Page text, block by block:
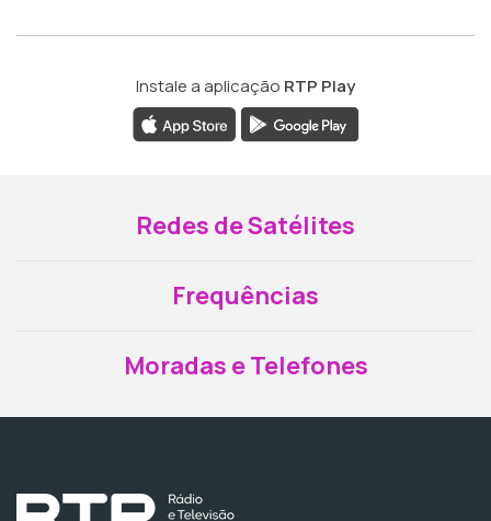
Instale a aplicação RTP Play
Redes de Satélites
Frequências
Moradas e Telefones